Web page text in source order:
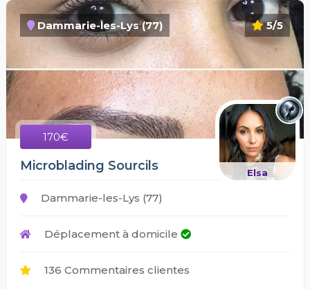
5/5
Dammarie-les-Lys (77)
170€
Elsa
Microblading Sourcils
Dammarie-les-Lys (77)
Déplacement à domicile
136 Commentaires clientes